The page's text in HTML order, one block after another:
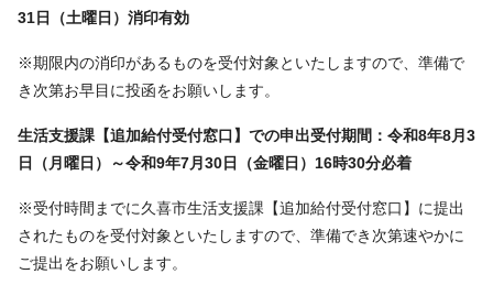
31日（土曜日）消印有効
※期限内の消印があるものを受付対象といたしますので、準備で
き次第お早目に投函をお願いします。
生活支援課【追加給付受付窓口】での申出受付期間：令和8年8月3
日（月曜日）～令和9年7月30日（金曜日）16時30分必着
※受付時間までに久喜市生活支援課【追加給付受付窓口】に提出
されたものを受付対象といたしますので、準備でき次第速やかに
ご提出をお願いします。